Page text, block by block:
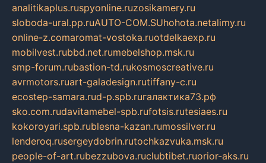
analitikaplus.ruspyonline.ruzosikamery.ru
sloboda-ural.pp.ruAUTO-COM.SUhohota.netalimy.ru
online-z.comaromat-vostoka.ruotdelkaexp.ru
mobilvest.rubbd.net.rumebelshop.msk.ru
smp-forum.rubastion-td.rukosmoscreative.ru
avrmotors.ruart-galadesign.rutiffany-c.ru
ecostep-samara.rud-p.spb.ruгалактика73.рф
sko.com.rudavitamebel-spb.rufotsis.rutesiaes.ru
kokoroyari.spb.rublesna-kazan.rumossilver.ru
lenderoq.rusergeydobrin.rutochkazvuka.msk.ru
people-of-art.rubezzubova.ruclubtibet.ruorior-aks.ru